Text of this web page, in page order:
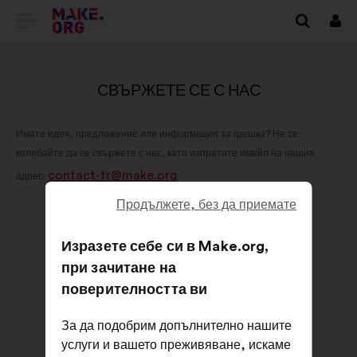
ОТИДЕТЕ
НАЧАЛНАТА
НА
MAKE.ORG
СВЪРЖЕТЕ СЕ С НАС
Имате идея, предложение или информация за грешка? Не се
колебайте да се свържете с нас, като изпратите имейл на нашия
адрес: contact-fr@make.org
Продължете, без да приемате
Изразете себе си в Make.org,
при зачитане на
поверителността ви
За да подобрим допълнително нашите
услуги и вашето преживяване, искаме